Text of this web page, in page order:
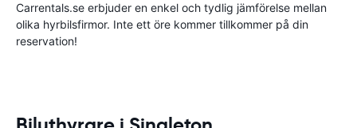
Carrentals.se erbjuder en enkel och tydlig jämförelse mellan
olika hyrbilsfirmor. Inte ett öre kommer tillkommer på din
reservation!